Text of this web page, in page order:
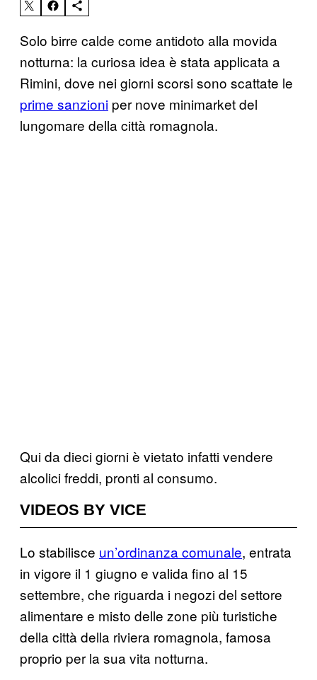
Solo birre calde come antidoto alla movida
notturna: la curiosa idea è stata applicata a
Rimini, dove nei giorni scorsi sono scattate le
prime sanzioni per nove minimarket del
lungomare della città romagnola.
Qui da dieci giorni è vietato infatti vendere
alcolici freddi, pronti al consumo.
VIDEOS BY VICE
Lo stabilisce un’ordinanza comunale, entrata
in vigore il 1 giugno e valida fino al 15
settembre, che riguarda i negozi del settore
alimentare e misto delle zone più turistiche
della città della riviera romagnola, famosa
proprio per la sua vita notturna.